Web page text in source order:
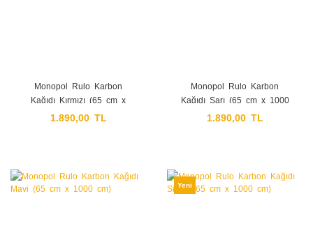
Monopol Rulo Karbon
Kağıdı Kırmızı (65 cm x
1000 cm)
1.890,00 TL
Monopol Rulo Karbon
Kağıdı Sarı (65 cm x 1000
cm)
1.890,00 TL
Yeni